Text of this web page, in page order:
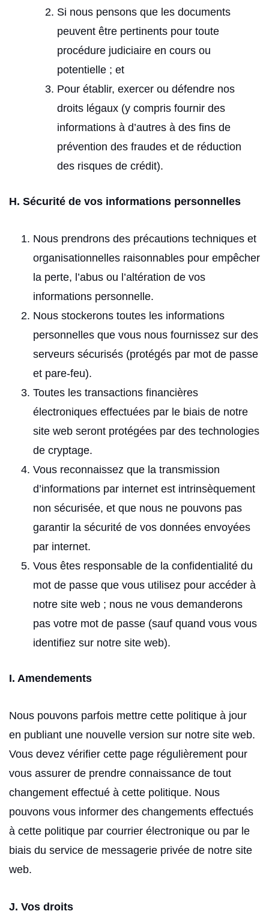
Si nous pensons que les documents
peuvent être pertinents pour toute
procédure judiciaire en cours ou
potentielle ; et
Pour établir, exercer ou défendre nos
droits légaux (y compris fournir des
informations à d’autres à des fins de
prévention des fraudes et de réduction
des risques de crédit).
H. Sécurité de vos informations personnelles
Nous prendrons des précautions techniques et
organisationnelles raisonnables pour empêcher
la perte, l’abus ou l’altération de vos
informations personnelle.
Nous stockerons toutes les informations
personnelles que vous nous fournissez sur des
serveurs sécurisés (protégés par mot de passe
et pare-feu).
Toutes les transactions financières
électroniques effectuées par le biais de notre
site web seront protégées par des technologies
de cryptage.
Vous reconnaissez que la transmission
d’informations par internet est intrinsèquement
non sécurisée, et que nous ne pouvons pas
garantir la sécurité de vos données envoyées
par internet.
Vous êtes responsable de la confidentialité du
mot de passe que vous utilisez pour accéder à
notre site web ; nous ne vous demanderons
pas votre mot de passe (sauf quand vous vous
identifiez sur notre site web).
I. Amendements
Nous pouvons parfois mettre cette politique à jour
en publiant une nouvelle version sur notre site web.
Vous devez vérifier cette page régulièrement pour
vous assurer de prendre connaissance de tout
changement effectué à cette politique. Nous
pouvons vous informer des changements effectués
à cette politique par courrier électronique ou par le
biais du service de messagerie privée de notre site
web.
J. Vos droits